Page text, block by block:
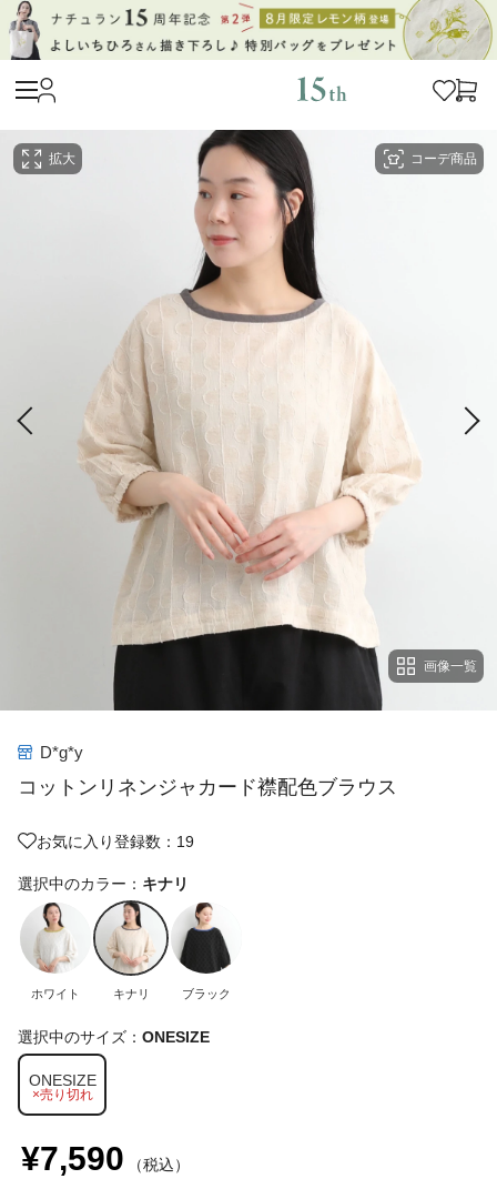
コーデ商品
拡大
画像一覧
D*g*y
コットンリネンジャカード襟配色ブラウス
お気に入り登録数：19
選択中のカラー： キナリ
ホワイト キナリ ブラック
選択中のサイズ： ONESIZE
ONESIZE
×売り切れ
¥7,590 （税込）